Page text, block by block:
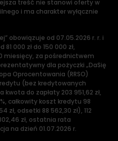
treść nie stanowi oferty w
i ma charakter wyłącznie
obowiązuje od 07.05.2026 r. r. i
000 zł do 150 000 zł,
miesięcy, za pośrednictwem
dla pożyczki „DaSię
Oprocentowania (RRSO)
(bez kredytowanych
kwota do zapłaty 203 951,62 zł,
całkowity koszt kredytu 98
zł, odsetki 88 562,30 zł), 112
zł, ostatnia rata
na dzień 01.07.2026 r.